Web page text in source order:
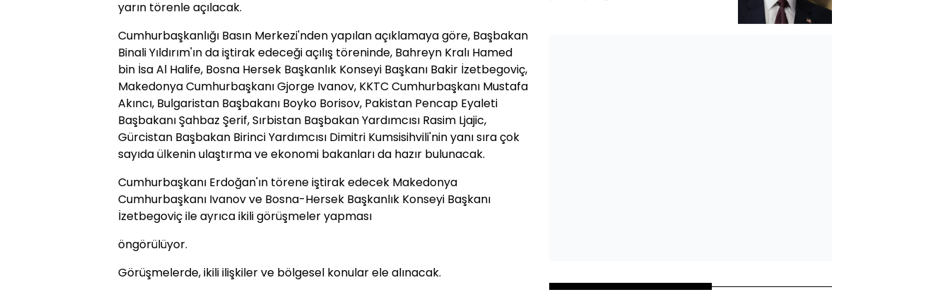
yarın törenle açılacak.
Cumhurbaşkanlığı Basın Merkezi'nden yapılan açıklamaya göre, Başbakan
Binali Yıldırım'ın da iştirak edeceği açılış töreninde, Bahreyn Kralı Hamed
bin İsa Al Halife, Bosna Hersek Başkanlık Konseyi Başkanı Bakir İzetbegoviç,
Makedonya Cumhurbaşkanı Gjorge Ivanov, KKTC Cumhurbaşkanı Mustafa
Akıncı, Bulgaristan Başbakanı Boyko Borisov, Pakistan Pencap Eyaleti
Başbakanı Şahbaz Şerif, Sırbistan Başbakan Yardımcısı Rasim Ljajic,
Gürcistan Başbakan Birinci Yardımcısı Dimitri Kumsisihvili'nin yanı sıra çok
sayıda ülkenin ulaştırma ve ekonomi bakanları da hazır bulunacak.
Cumhurbaşkanı Erdoğan'ın törene iştirak edecek Makedonya
Cumhurbaşkanı Ivanov ve Bosna-Hersek Başkanlık Konseyi Başkanı
İzetbegoviç ile ayrıca ikili görüşmeler yapması
öngörülüyor.
Görüşmelerde, ikili ilişkiler ve bölgesel konular ele alınacak.